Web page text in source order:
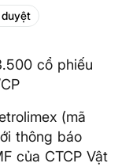
cổ phiếu
(mã
thông báo
của CTCP Vật